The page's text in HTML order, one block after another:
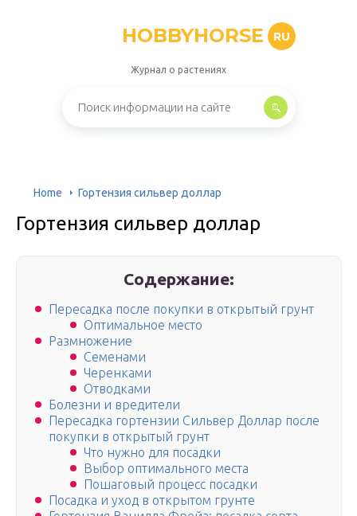
HOBBYHORSE RU
Журнал о растениях
Home Гортензия сильвер доллар
Гортензия сильвер доллар
Содержание:
Пересадка после покупки в открытый грунт
Оптимальное место
Размножение
Семенами
Черенками
Отводками
Болезни и вредители
Пересадка гортензии Сильвер Доллар после
покупки в открытый грунт
Что нужно для посадки
Выбор оптимального места
Пошаговый процесс посадки
Посадка и уход в открытом грунте